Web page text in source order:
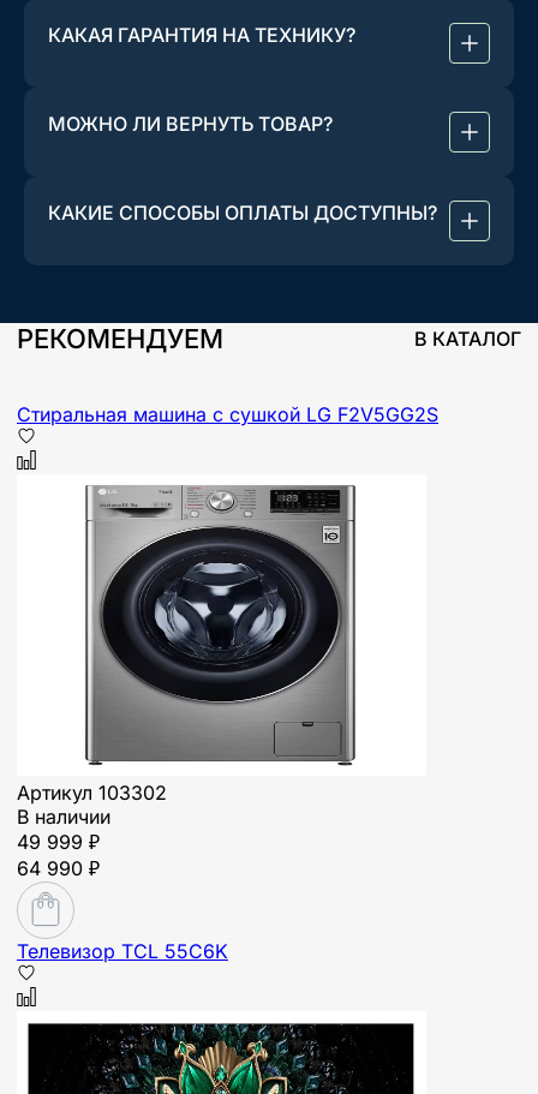
КАКАЯ ГАРАНТИЯ НА ТЕХНИКУ?
МОЖНО ЛИ ВЕРНУТЬ ТОВАР?
КАКИЕ СПОСОБЫ ОПЛАТЫ ДОСТУПНЫ?
РЕКОМЕНДУЕМ В КАТАЛОГ
Стиральная машина с сушкой LG F2V5GG2S
Артикул 103302
В наличии
49 999 ₽
64 990 ₽
Телевизор TCL 55C6K